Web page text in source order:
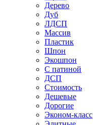
Дерево
Дуб
ЛДСП
Массив
Пластик
Шпон
Экошпон
С патиной
ДСП
Стоимость
Дешевые
Дорогие
Эконом-класс